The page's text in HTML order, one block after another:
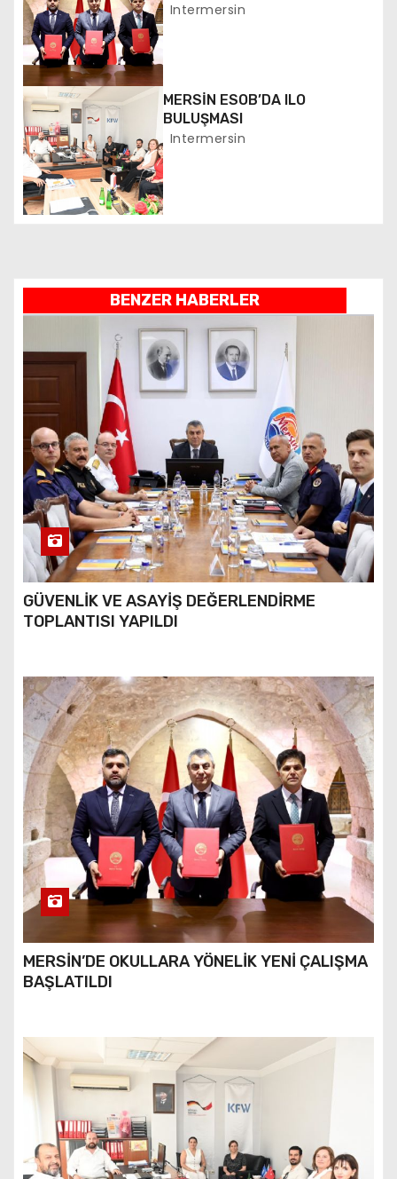
n
m
e
s
i
BAŞLATILDI
Intermersin
MERSİN ESOB’DA ILO
BULUŞMASI
Intermersin
BENZER HABERLER
GÜVENLİK VE ASAYİŞ DEĞERLENDİRME
TOPLANTISI YAPILDI
MERSİN’DE OKULLARA YÖNELİK YENİ ÇALIŞMA
BAŞLATILDI